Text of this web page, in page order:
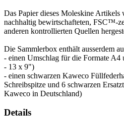
Das Papier dieses Moleskine Artikels
nachhaltig bewirtschafteten, FSC™-
anderen kontrollierten Quellen
Die Sammlerbox enthält ausserdem
- einen Umschlag für die Formate
- 13 x 9")
- einen schwarzen Kaweco
Schreibspitze und 6 schwarzen
Kaweco in Deutschland)
Details